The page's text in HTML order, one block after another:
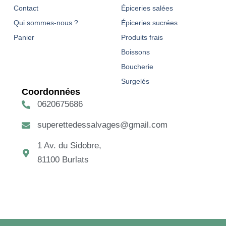
Contact
Qui sommes-nous ?
Panier
Épiceries salées
Épiceries sucrées
Produits frais
Boissons
Boucherie
Surgelés
Coordonnées
0620675686
superettedessalvages@gmail.com
1 Av. du Sidobre,
81100 Burlats